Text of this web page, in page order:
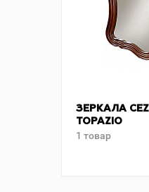
ЗЕРКАЛА
TOPAZIO
1 товар